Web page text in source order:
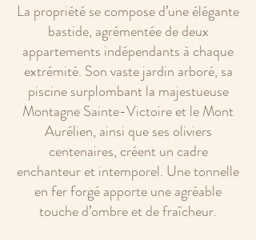
La propriété se compose d’une élégante
bastide, agrémentée de deux
appartements indépendants à chaque
extrémité. Son vaste jardin arboré, sa
piscine surplombant la majestueuse
Montagne Sainte-Victoire et le Mont
Aurélien, ainsi que ses oliviers
centenaires, créent un cadre
enchanteur et intemporel. Une tonnelle
en fer forgé apporte une agréable
touche d’ombre et de fraîcheur.